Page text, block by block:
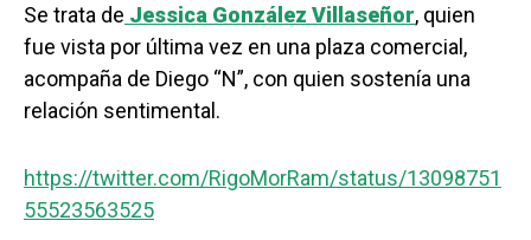
Se trata de Jessica González Villaseñor, quien
fue vista por última vez en una plaza comercial,
acompaña de Diego “N”, con quien sostenía una
relación sentimental.
https://twitter.com/RigoMorRam/status/13098751
55523563525